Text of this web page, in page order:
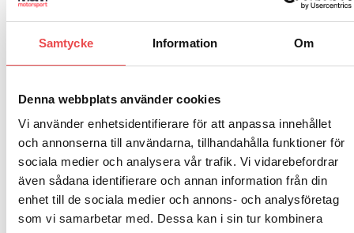
Samtycke Information Om
Denna webbplats använder cookies
Vi använder enhetsidentifierare för att anpassa innehållet
och annonserna till användarna, tillhandahålla funktioner för
sociala medier och analysera vår trafik. Vi vidarebefordrar
även sådana identifierare och annan information från din
enhet till de sociala medier och annons- och analysföretag
som vi samarbetar med. Dessa kan i sin tur kombinera
BMW Serie 5 E34 (1988-1996)
BMW Serie 5 E39 520-530 (1996-2004)
BMW Serie 5 E39 535-540 (1996-2004)
BMW Serie 5 E39 540 Touring (1996-2004)
BMW Serie 7 E32 (1988-1994)
BMW Z3 (1994-2002)